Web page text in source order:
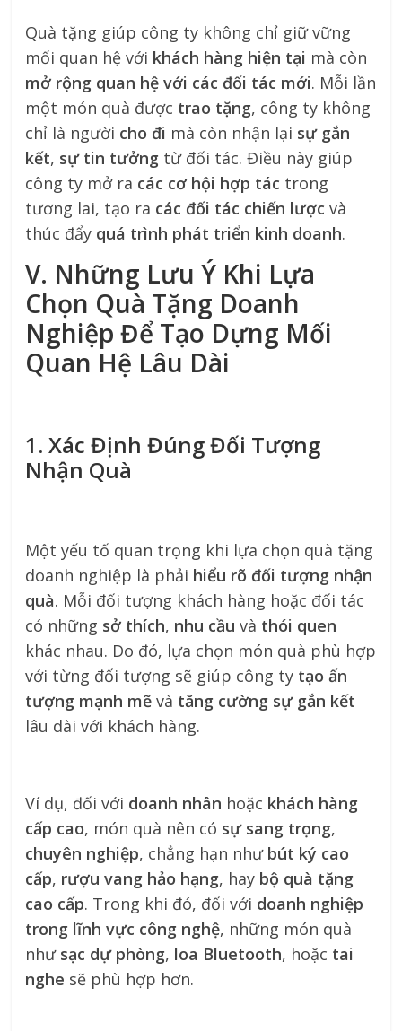
Quà tặng giúp công ty không chỉ giữ vững
mối quan hệ với khách hàng hiện tại mà còn
mở rộng quan hệ với các đối tác mới. Mỗi lần
một món quà được trao tặng, công ty không
chỉ là người cho đi mà còn nhận lại sự gắn
kết, sự tin tưởng từ đối tác. Điều này giúp
công ty mở ra các cơ hội hợp tác trong
tương lai, tạo ra các đối tác chiến lược và
thúc đẩy quá trình phát triển kinh doanh.
V. Những Lưu Ý Khi Lựa
Chọn Quà Tặng Doanh
Nghiệp Để Tạo Dựng Mối
Quan Hệ Lâu Dài
1. Xác Định Đúng Đối Tượng
Nhận Quà
Một yếu tố quan trọng khi lựa chọn quà tặng
doanh nghiệp là phải hiểu rõ đối tượng nhận
quà. Mỗi đối tượng khách hàng hoặc đối tác
có những sở thích, nhu cầu và thói quen
khác nhau. Do đó, lựa chọn món quà phù hợp
với từng đối tượng sẽ giúp công ty tạo ấn
tượng mạnh mẽ và tăng cường sự gắn kết
lâu dài với khách hàng.
Ví dụ, đối với doanh nhân hoặc khách hàng
cấp cao, món quà nên có sự sang trọng,
chuyên nghiệp, chẳng hạn như bút ký cao
cấp, rượu vang hảo hạng, hay bộ quà tặng
cao cấp. Trong khi đó, đối với doanh nghiệp
trong lĩnh vực công nghệ, những món quà
như sạc dự phòng, loa Bluetooth, hoặc tai
nghe sẽ phù hợp hơn.